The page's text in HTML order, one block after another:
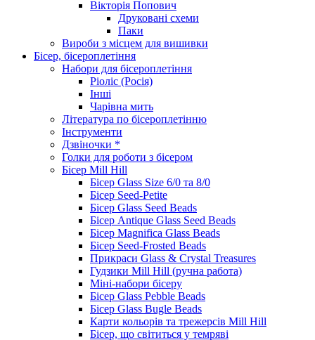
Вікторія Попович
Друковані схеми
Паки
Вироби з місцем для вишивки
Бісер, бісероплетіння
Набори для бісероплетіння
Ріоліс (Росія)
Інші
Чарівна мить
Література по бісероплетінню
Інструменти
Дзвіночки *
Голки для роботи з бісером
Бісер Mill Hill
Бісер Glass Size 6/0 та 8/0
Бісер Seed-Petite
Бісер Glass Seed Beads
Бісер Antique Glass Seed Beads
Бісер Magnifica Glass Beads
Бісер Seed-Frosted Beads
Прикраси Glass & Crystal Treasures
Гудзики Mill Hill (ручна работа)
Міні-набори бісеру
Бісер Glass Pebble Beads
Бісер Glass Bugle Beads
Карти кольорів та трежерсів Mill Hill
Бісер, що світиться у темряві